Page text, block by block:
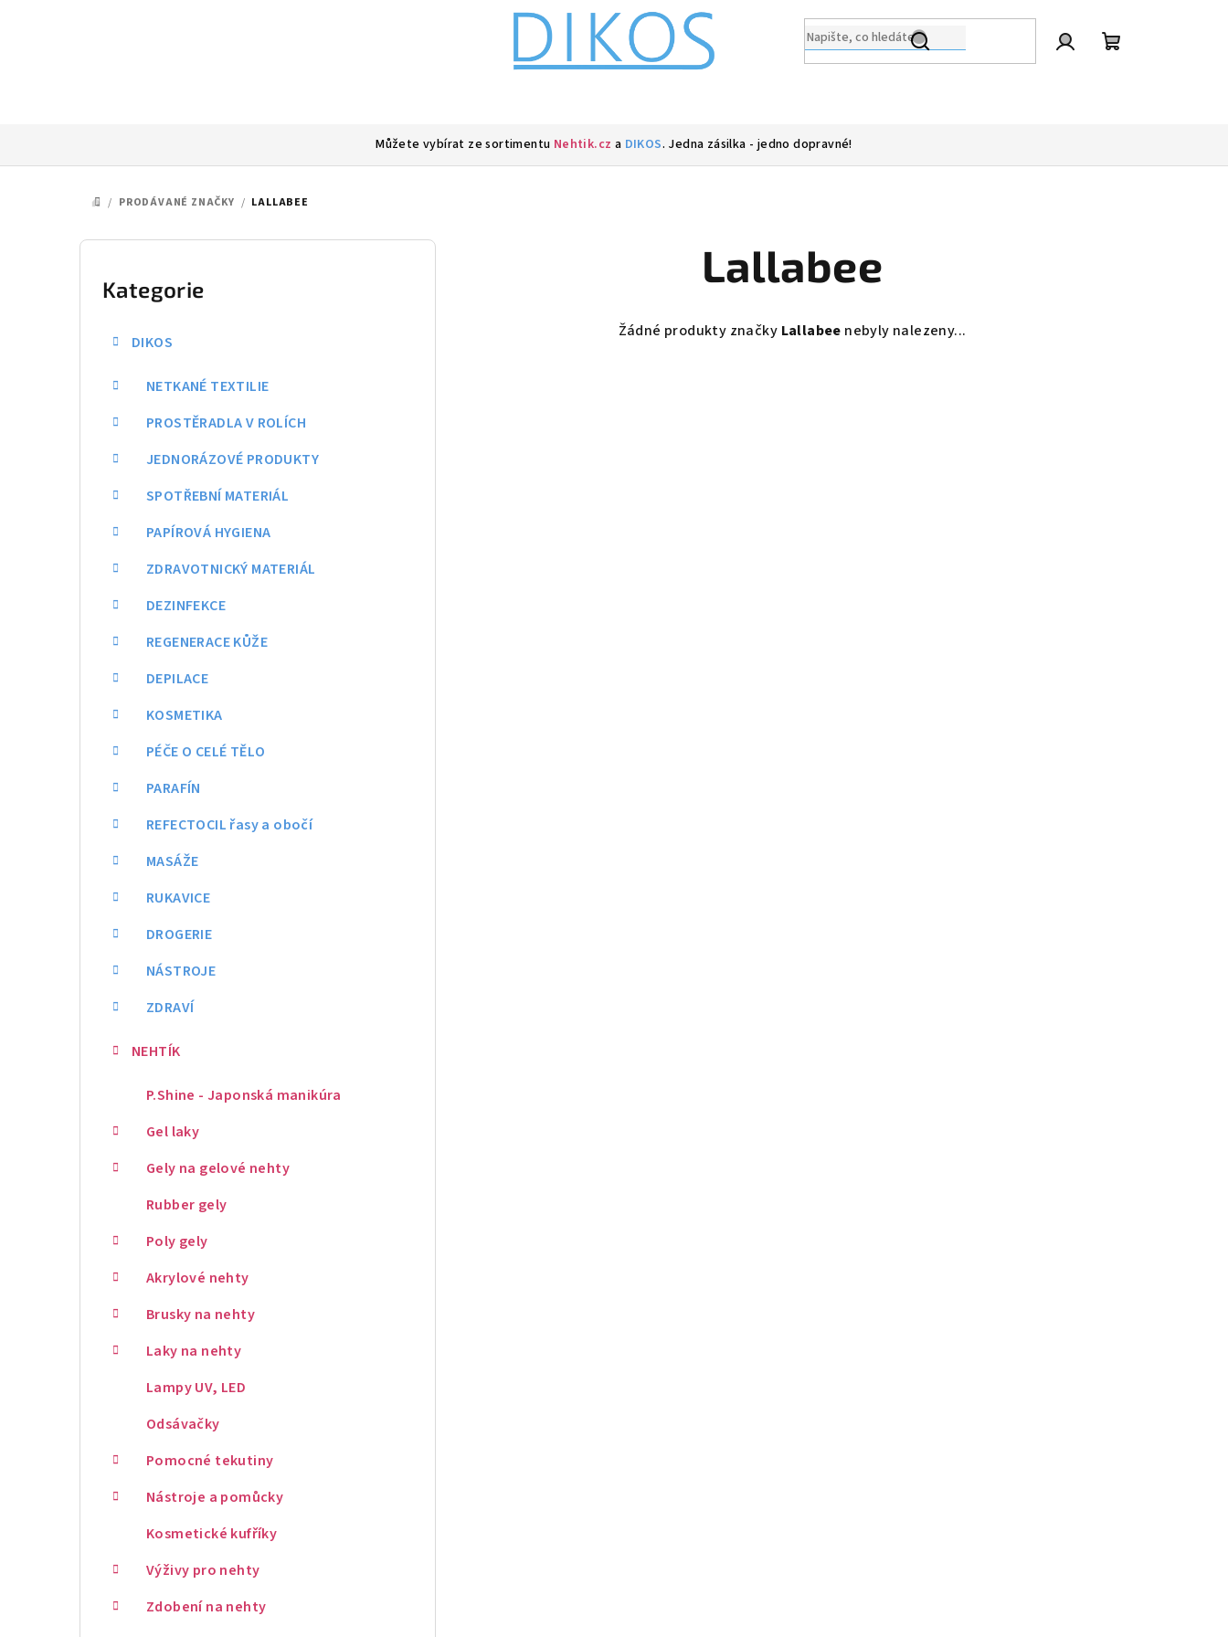
Můžete vybírat ze sortimentu Nehtik.cz a DIKOS. Jedna zásilka - jedno dopravné!
DOMŮ
/ PRODÁVANÉ ZNAČKY / LALLABEE
P
Přeskočit
kategorie
Kategorie
DIKOS
NETKANÉ TEXTILIE
PROSTĚRADLA V ROLÍCH
JEDNORÁZOVÉ PRODUKTY
SPOTŘEBNÍ MATERIÁL
PAPÍROVÁ HYGIENA
ZDRAVOTNICKÝ MATERIÁL
DEZINFEKCE
REGENERACE KŮŽE
DEPILACE
KOSMETIKA
PÉČE O CELÉ TĚLO
PARAFÍN
REFECTOCIL řasy a obočí
MASÁŽE
RUKAVICE
DROGERIE
NÁSTROJE
ZDRAVÍ
NEHTÍK
P.Shine - Japonská manikúra
Gel laky
Gely na gelové nehty
Rubber gely
Poly gely
Akrylové nehty
Brusky na nehty
Laky na nehty
Lampy UV, LED
Odsávačky
Pomocné tekutiny
Nástroje a pomůcky
Kosmetické kufříky
Výživy pro nehty
Zdobení na nehty
Lallabee
Žádné produkty značky Lallabee nebyly nalezeny...